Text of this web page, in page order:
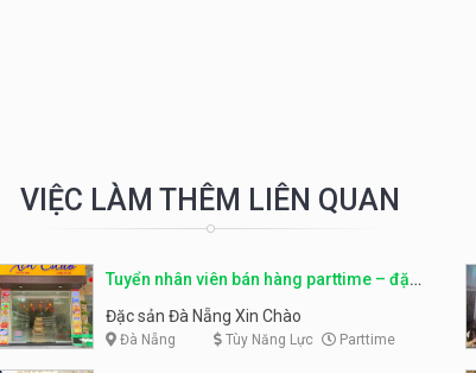
VIỆC LÀM THÊM LIÊN QUAN
Tuyển nhân viên bán hàng parttime – đặc
sản Đà Nẵng
Đặc sản Đà Nẵng Xin Chào
Đà Nẵng Tùy Năng Lực Parttime